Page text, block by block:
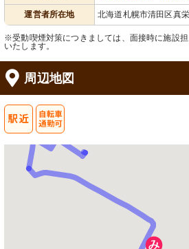
運営者所在地 北海道札幌市清田区真
※受動喫煙対策につきましては、面接時に施設
いたします。
周辺地図